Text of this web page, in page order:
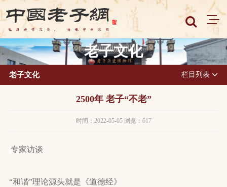
老子文化
老子文化 栏目列表
2500年 老子“不老”
时间：2022-05-05 浏览：617
专家访谈
“和谐”理论源头就是《道德经》